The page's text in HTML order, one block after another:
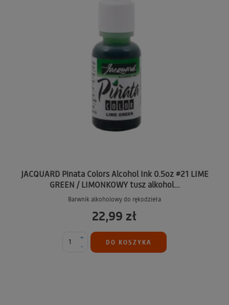
JACQUARD Pinata Colors Alcohol Ink 0.5oz #21 LIME
GREEN / LIMONKOWY tusz alkohol...
Barwnik alkoholowy do rękodzieła
22,99 zł
-
+
DO KOSZYKA